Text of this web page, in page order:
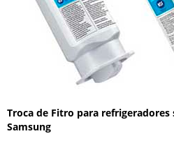
Troca de Fitro para refrigeradores
Samsung